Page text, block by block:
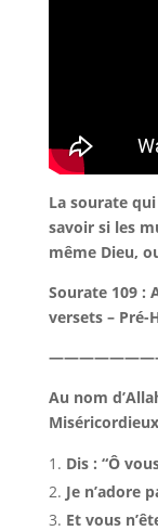
La sourate
savoir si les
même Dieu,
Sourate 109 :
versets – Pré-
Au nom
Dis : “Ô
Je n’adore
Et vous